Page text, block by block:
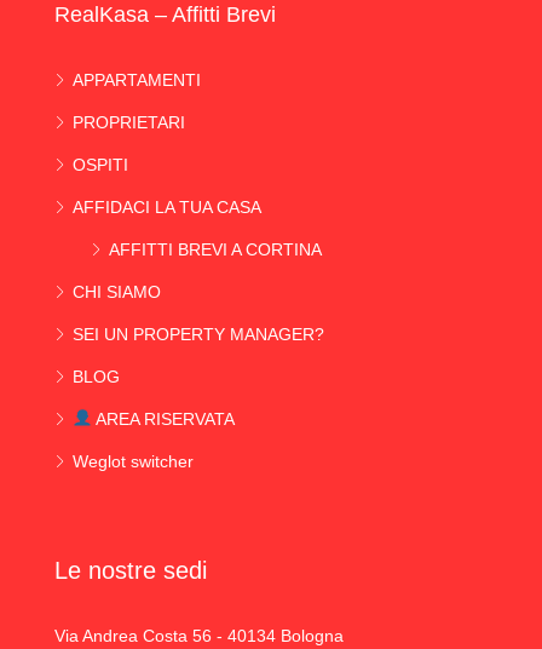
RealKasa – Affitti Brevi
APPARTAMENTI
PROPRIETARI
OSPITI
AFFIDACI LA TUA CASA
AFFITTI BREVI A CORTINA
CHI SIAMO
SEI UN PROPERTY MANAGER?
BLOG
AREA RISERVATA
Weglot switcher
Le nostre sedi
Via Andrea Costa 56 - 40134 Bologna